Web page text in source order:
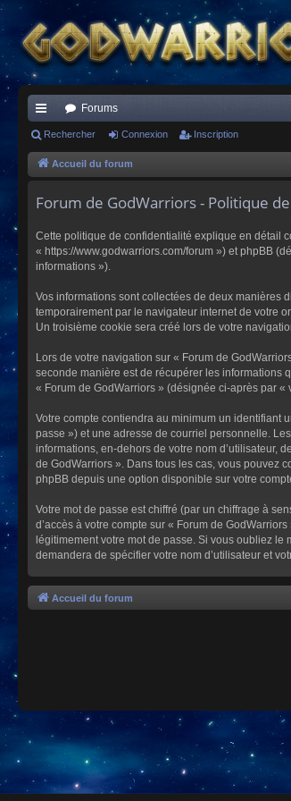
ac
co
s
Forums
Rechercher Connexion Inscription
Accueil du forum
Forum de GodWarriors - Politique
Cette politique de confidentialité explique en détail
« https://www.godwarriors.com/forum ») et phpBB
informations »).
Vos informations sont collectées de deux manières
temporairement par le navigateur internet de votre
Un troisième cookie sera créé lors de votre
Lors de votre navigation sur « Forum de
seconde manière est de récupérer les informations
« Forum de GodWarriors » (désignée ci-après par
Votre compte contiendra au minimum un identifiant
passe ») et une adresse de courriel personnelle.
informations, en-dehors de votre nom d’utilisateur,
de GodWarriors ». Dans tous les cas, vous pouvez
phpBB depuis une option disponible sur votre
Votre mot de passe est chiffré (par un chiffrage à
d’accès à votre compte sur « Forum de
légitimement votre mot de passe. Si vous oubliez le
demandera de spécifier votre nom d’utilisateur et
Accueil du forum